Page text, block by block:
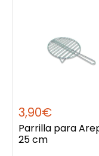
3,90€
Parrilla para
25 cm